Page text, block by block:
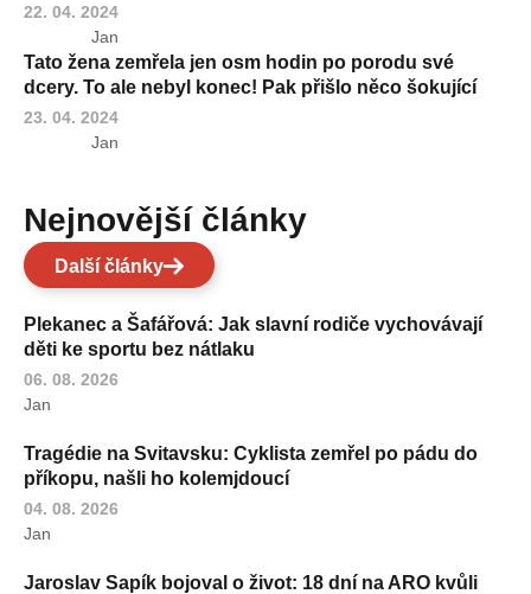
22. 04. 2024
Jan
Tato žena zemřela jen osm hodin po porodu své
dcery. To ale nebyl konec! Pak přišlo něco šokující
23. 04. 2024
Jan
Nejnovější články
Další články
Plekanec a Šafářová: Jak slavní rodiče vychovávají
děti ke sportu bez nátlaku
06. 08. 2026
Jan
Tragédie na Svitavsku: Cyklista zemřel po pádu do
příkopu, našli ho kolemjdoucí
04. 08. 2026
Jan
Jaroslav Sapík bojoval o život: 18 dní na ARO kvůli